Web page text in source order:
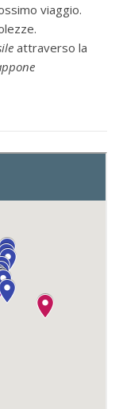
viaggio.
attraverso la